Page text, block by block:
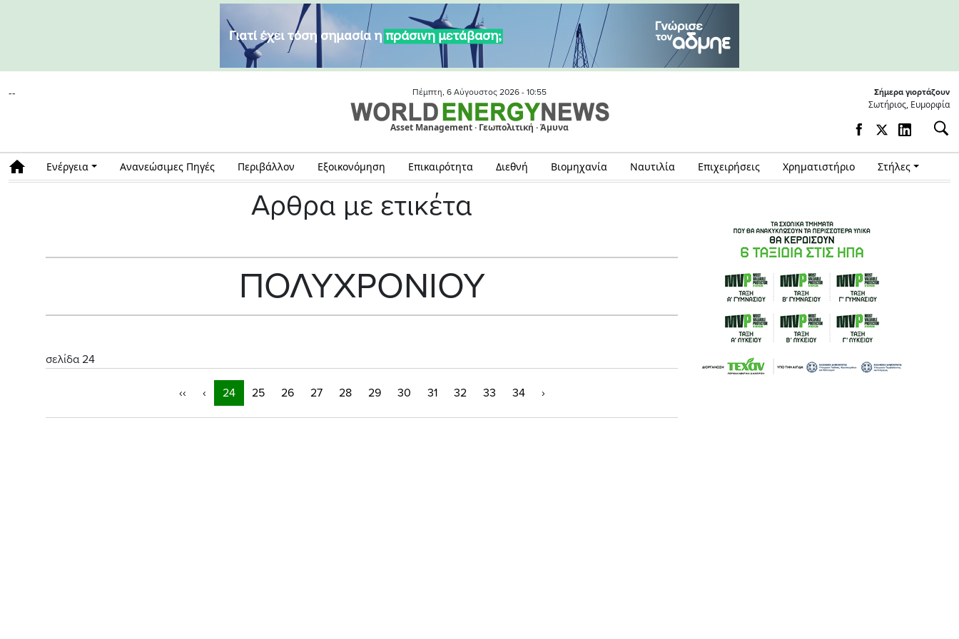
-- Πέμπτη, 6 Αύγουστος 2026 - 10:55
Asset Management · Γεωπολιτική · Άμυνα
Σήμερα γιορτάζουν
Σωτήριος, Ευμορφία
Ενέργεια Ανανεώσιμες Πηγές Περιβάλλον Εξοικονόμηση Επικαιρότητα Διεθνή Βιομηχανία Ναυτιλία Επιχειρήσεις Χρηματιστήριο Στήλες
Αρθρα με ετικέτα
ΠΟΛΥΧΡΟΝΙΟΥ
σελίδα 24
‹‹ ‹ 24 25 26 27 28 29 30 31 32 33 34 ›